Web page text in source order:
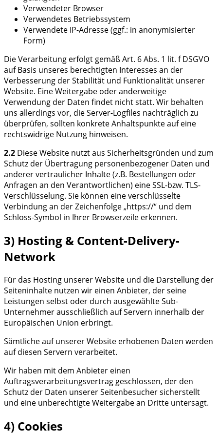
Verwendeter Browser
Verwendetes Betriebssystem
Verwendete IP-Adresse (ggf.: in anonymisierter
Form)
Die Verarbeitung erfolgt gemäß Art. 6 Abs. 1 lit. f DSGVO
auf Basis unseres berechtigten Interesses an der
Verbesserung der Stabilität und Funktionalität unserer
Website. Eine Weitergabe oder anderweitige
Verwendung der Daten findet nicht statt. Wir behalten
uns allerdings vor, die Server-Logfiles nachträglich zu
überprüfen, sollten konkrete Anhaltspunkte auf eine
rechtswidrige Nutzung hinweisen.
2.2 Diese Website nutzt aus Sicherheitsgründen und zum
Schutz der Übertragung personenbezogener Daten und
anderer vertraulicher Inhalte (z.B. Bestellungen oder
Anfragen an den Verantwortlichen) eine SSL-bzw. TLS-
Verschlüsselung. Sie können eine verschlüsselte
Verbindung an der Zeichenfolge „https://“ und dem
Schloss-Symbol in Ihrer Browserzeile erkennen.
3) Hosting & Content-Delivery-
Network
Für das Hosting unserer Website und die Darstellung der
Seiteninhalte nutzen wir einen Anbieter, der seine
Leistungen selbst oder durch ausgewählte Sub-
Unternehmer ausschließlich auf Servern innerhalb der
Europäischen Union erbringt.
Sämtliche auf unserer Website erhobenen Daten werden
auf diesen Servern verarbeitet.
Wir haben mit dem Anbieter einen
Auftragsverarbeitungsvertrag geschlossen, der den
Schutz der Daten unserer Seitenbesucher sicherstellt
und eine unberechtigte Weitergabe an Dritte untersagt.
4) Cookies